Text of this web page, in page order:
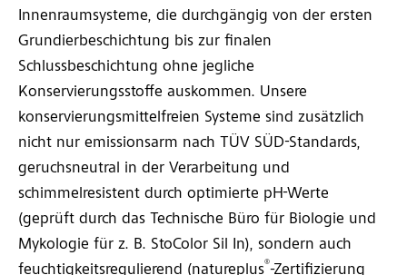
Innenraumsysteme, die durchgängig von der ersten
Grundierbeschichtung bis zur finalen
Schlussbeschichtung ohne jegliche
Konservierungsstoffe auskommen. Unsere
konservierungsmittelfreien Systeme sind zusätzlich
nicht nur emissionsarm nach TÜV SÜD-Standards,
geruchsneutral in der Verarbeitung und
schimmelresistent durch optimierte pH-Werte
(geprüft durch das Technische Büro für Biologie und
Mykologie für z. B. StoColor Sil In), sondern auch
feuchtigkeitsregulierend (natureplus®-Zertifizie­rung